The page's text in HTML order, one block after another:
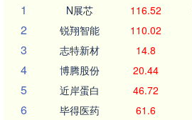
1
N展芯 116.52
2 锐翔智能 110.02
3 志特新材 14.8
4 博腾股份 20.44
5 近岸蛋白 46.72
6 毕得医药 61.6